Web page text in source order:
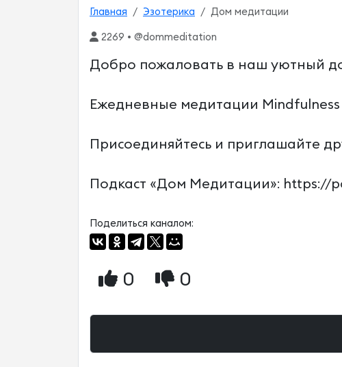
Главная Эзотерика Дом медитации
2269 • @dommeditation
Добро пожаловать в наш уютный
Ежедневные медитации Mindfulness
Присоединяйтесь и приглашайте
Подкаст «Дом Медитации»: https://
Поделиться каналом:
0 0